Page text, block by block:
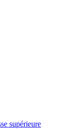
supérieure